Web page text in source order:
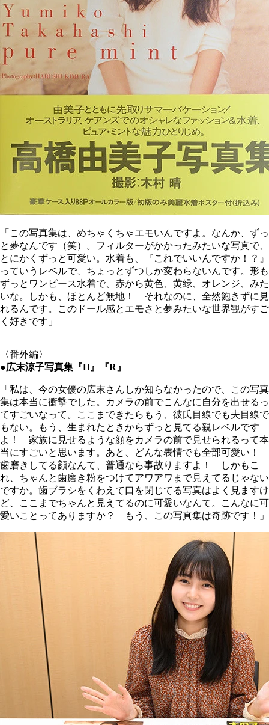
「この写真集は、めちゃくちゃエモいんですよ。なんか、ずっ
と夢なんです（笑）。フィルターがかかったみたいな写真で、
とにかくずっと可愛い。水着も、『これでいいんですか！？』
っていうレベルで、ちょっとずつしか変わらないんです。形も
ずっとワンピース水着で、赤から黄色、黄緑、オレンジ、みた
いな。しかも、ほとんど無地！ それなのに、全然飽きずに見
れるんです。このドール感とエモさと夢みたいな世界観がすご
く好きです」
〈番外編〉
●広末涼子写真集『H』『R』
「私は、今の女優の広末さんしか知らなかったので、この写真
集は本当に衝撃でした。カメラの前でこんなに自分を出せるっ
てすごいなって。ここまできたらもう、彼氏目線でも夫目線で
もない。もう、生まれたときからずっと見てる親レベルです
よ！ 家族に見せるような顔をカメラの前で見せられるって本
当にすごいと思います。あと、どんな表情でも全部可愛い！
歯磨きしてる顔なんて、普通なら事故りますよ！ しかもこ
れ、ちゃんと歯磨き粉をつけてアワアワまで見えてるじゃない
ですか。歯ブラシをくわえて口を閉じてる写真はよく見ますけ
ど、ここまでちゃんと見えてるのに可愛いなんて。こんなに可
愛いことってありますか？ もう、この写真集は奇跡です！」